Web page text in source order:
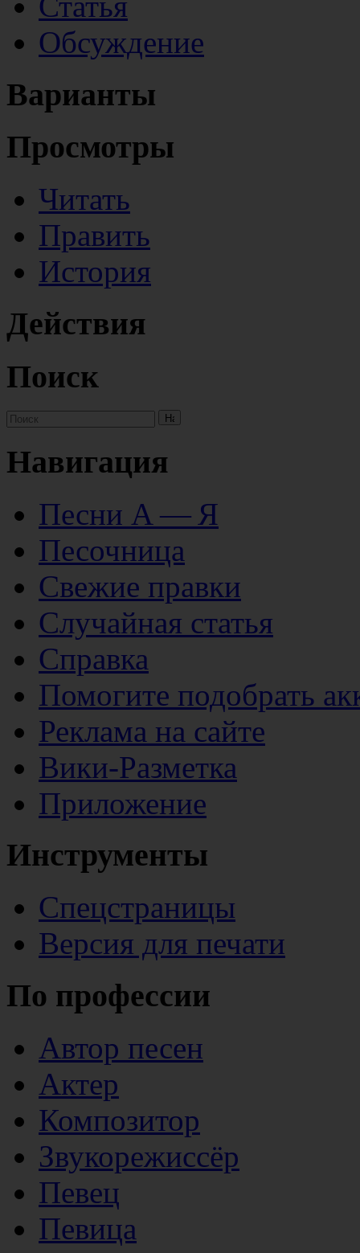
Обсуждение
Варианты
Просмотры
Читать
Править
История
Действия
Поиск
Навигация
Песни А — Я
Песочница
Свежие правки
Случайная статья
Справка
Помогите подобрать
Реклама на сайте
Вики-Разметка
Приложение
Инструменты
Спецстраницы
Версия для печати
По профессии
Автор песен
Актер
Композитор
Звукорежиссёр
Певец
Певица